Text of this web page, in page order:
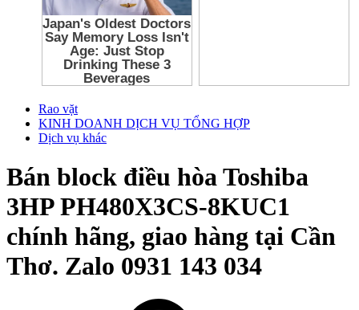
Rao vặt
KINH DOANH DỊCH VỤ TỔNG HỢP
Dịch vụ khác
Bán block điều hòa Toshiba
3HP PH480X3CS-8KUC1
chính hãng, giao hàng tại Cần
Thơ. Zalo 0931 143 034